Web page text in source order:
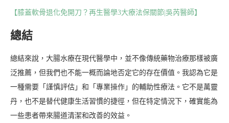
【膝蓋軟骨退化免開刀？再生醫學3大療法保關節|吳芮醫師】
總結
總結來說，大腸水療在現代醫學中，並不像傳統藥物治療那樣被廣
泛推薦，但我們也不能一概而論地否定它的存在價值。我認為它是
一種需要「謹慎評估」和「專業操作」的輔助性療法。它不是萬靈
丹，也不是替代健康生活習慣的捷徑，但在特定情況下，確實能為
一些患者帶來腸道清潔和改善的效益。